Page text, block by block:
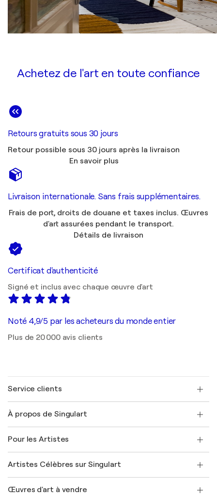
Achetez de l'art en toute confiance
Retours gratuits sous 30 jours
Retour possible sous 30 jours après la livraison
En savoir plus
Livraison internationale. Sans frais supplémentaires.
Frais de port, droits de douane et taxes inclus. Œuvres
d'art assurées pendant le transport.
Détails de livraison
Certificat d'authenticité
Signé et inclus avec chaque œuvre d'art
Noté 4,9/5 par les acheteurs du monde entier
Plus de 20 000 avis clients
Service clients
Expédition
Offrir une carte cadeau
Rejoignez notre programme commercial
Mon compte
+33 1 76 44 06 42
À propos de Singulart
FAQ
Magazine Singulart
Emplois
Découvrez une sélection d'art original
Pour les Artistes
Se connecter en tant qu'Artiste
Artistes Célèbres sur Singulart
Marc Chagall
Œuvres d'art à vendre